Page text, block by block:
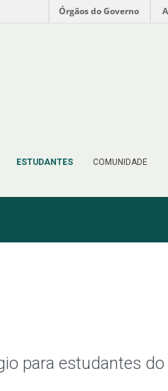
Órgãos do Governo
ESTUDANTES COMUNIDADE
para estudantes